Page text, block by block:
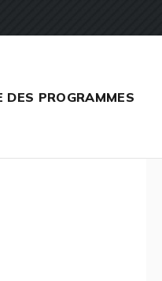
DES PROGRAMMES